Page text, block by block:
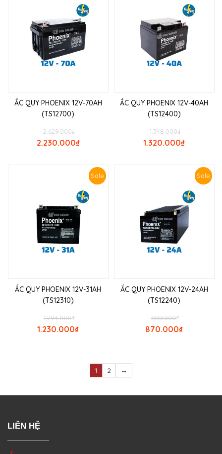
ẮC QUY PHOENIX 12V-70AH
(TS12700)
₫
2.629.000
₫
2.230.000
ẮC QUY PHOENIX 12V-40AH
(TS12400)
₫
1.348.000
₫
1.320.000
Sale
ẮC QUY PHOENIX 12V-31AH
(TS12310)
₫
1.293.000
₫
1.230.000
Sale
ẮC QUY PHOENIX 12V-24AH
(TS12240)
₫
889.000
₫
870.000
1 2 →
LIÊN HỆ